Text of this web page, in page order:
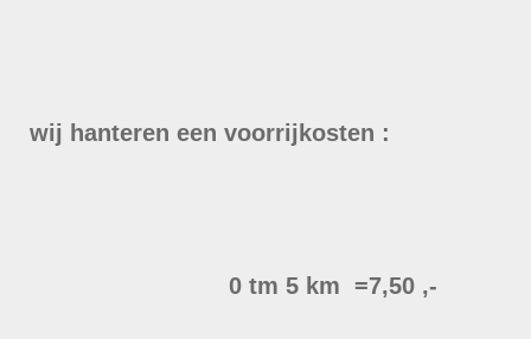
wij hanteren een voorrijkosten :
0 tm 5 km =7,50 ,-